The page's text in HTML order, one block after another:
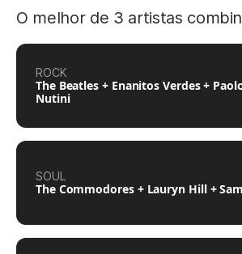
O melhor de 3 artistas
ROCK
The Beatles + Enanitos Verdes +
Nutini
SOUL
The Commodores + Lauryn Hill +